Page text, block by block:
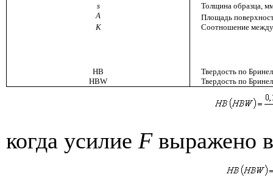
s
Толщина образца,
А
Площадь
K
Соотношение между
HB
Твердость по
HBW
Твердость по
когда усилие F выражено